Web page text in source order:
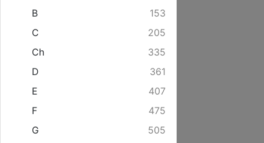
B
153
C
205
Ch
335
D
361
E
407
F
475
G
505